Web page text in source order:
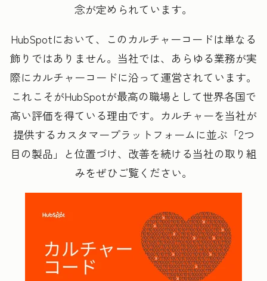
念が定められています。
HubSpotにおいて、このカルチャーコードは単なる
飾りではありません。当社では、あらゆる業務が実
際にカルチャーコードに沿って運営されています。
これこそがHubSpotが最高の職場として世界各国で
高い評価を得ている理由です。カルチャーを当社が
提供するカスタマープラットフォームに並ぶ「2つ
目の製品」と位置づけ、改善を続ける当社の取り組
みをぜひご覧ください。